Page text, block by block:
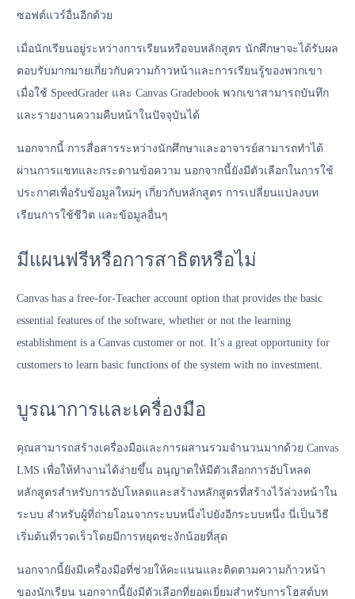
ซอฟต์แวร์อื่นอีกด้วย
เมื่อนักเรียนอยู่ระหว่างการเรียนหรือจบหลักสูตร นักศึกษาจะได้รับผล
ตอบรับมากมายเกี่ยวกับความก้าวหน้าและการเรียนรู้ของพวกเขา
เมื่อใช้ SpeedGrader และ Canvas Gradebook พวกเขาสามารถบันทึก
และรายงานความคืบหน้าในปัจจุบันได้
นอกจากนี้ การสื่อสารระหว่างนักศึกษาและอาจารย์สามารถทำได้
ผ่านการแชทและกระดานข้อความ นอกจากนี้ยังมีตัวเลือกในการใช้
ประกาศเพื่อรับข้อมูลใหม่ๆ เกี่ยวกับหลักสูตร การเปลี่ยนแปลงบท
เรียนการใช้ชีวิต และข้อมูลอื่นๆ
มีแผนฟรีหรือการสาธิตหรือไม่
Canvas has a free-for-Teacher account option that provides the basic
essential features of the software, whether or not the learning
establishment is a Canvas customer or not. It’s a great opportunity for
customers to learn basic functions of the system with no investment.
บูรณาการและเครื่องมือ
คุณสามารถสร้างเครื่องมือและการผสานรวมจำนวนมากด้วย Canvas
LMS เพื่อให้ทำงานได้ง่ายขึ้น อนุญาตให้มีตัวเลือกการอัปโหลด
หลักสูตรสำหรับการอัปโหลดและสร้างหลักสูตรที่สร้างไว้ล่วงหน้าใน
ระบบ สำหรับผู้ที่ถ่ายโอนจากระบบหนึ่งไปยังอีกระบบหนึ่ง นี่เป็นวิธี
เริ่มต้นที่รวดเร็วโดยมีการหยุดชะงักน้อยที่สุด
นอกจากนี้ยังมีเครื่องมือที่ช่วยให้คะแนนและติดตามความก้าวหน้า
ของนักเรียน นอกจากนี้ยังมีตัวเลือกที่ยอดเยี่ยมสำหรับการโฮสต์บท